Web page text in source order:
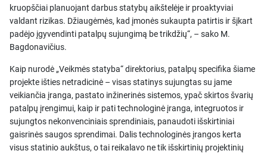
kruopščiai planuojant darbus statybų aikštelėje ir proaktyviai
valdant rizikas. Džiaugėmės, kad įmonės sukaupta patirtis ir šįkart
padėjo įgyvendinti patalpų sujungimą be trikdžių“, – sako M.
Bagdonavičius.
Kaip nurodė „Veikmės statyba“ direktorius, patalpų specifika šiame
projekte išties netradicinė – visas statinys sujungtas su jame
veikiančia įranga, pastato inžinerinės sistemos, ypač skirtos švarių
patalpų įrengimui, kaip ir pati technologinė įranga, integruotos ir
sujungtos nekonvenciniais sprendiniais, panaudoti išskirtiniai
gaisrinės saugos sprendimai. Dalis technologinės įrangos kerta
visus statinio aukštus, o tai reikalavo ne tik išskirtinių projektinių